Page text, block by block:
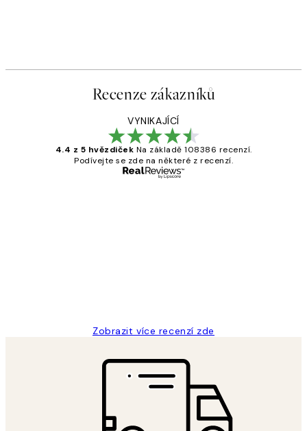
Recenze zákazníků
VYNIKAJÍCÍ
4.4 z 5 hvězdiček Na základě 108386 recenzí.
Podívejte se zde na některé z recenzí.
Zobrazit více recenzí zde